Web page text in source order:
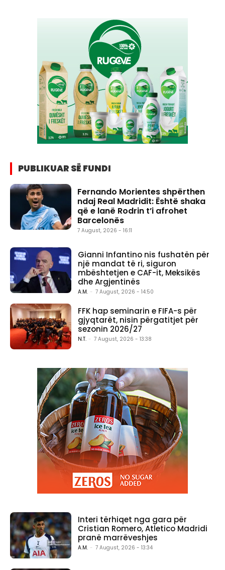
PUBLIKUAR SË FUNDI
Fernando Morientes shpërthen
ndaj Real Madridit: Është shaka
që e lanë Rodrin t’i afrohet
Barcelonës
7 August, 2026 - 16:11
Gianni Infantino nis fushatën për
një mandat të ri, siguron
mbështetjen e CAF-it, Meksikës
dhe Argjentinës
A.M. - 7 August, 2026 - 14:50
FFK hap seminarin e FIFA-s për
gjyqtarët, nisin përgatitjet për
sezonin 2026/27
N.T. - 7 August, 2026 - 13:38
Interi tërhiqet nga gara për
Cristian Romero, Atletico Madridi
pranë marrëveshjes
A.M. - 7 August, 2026 - 13:34